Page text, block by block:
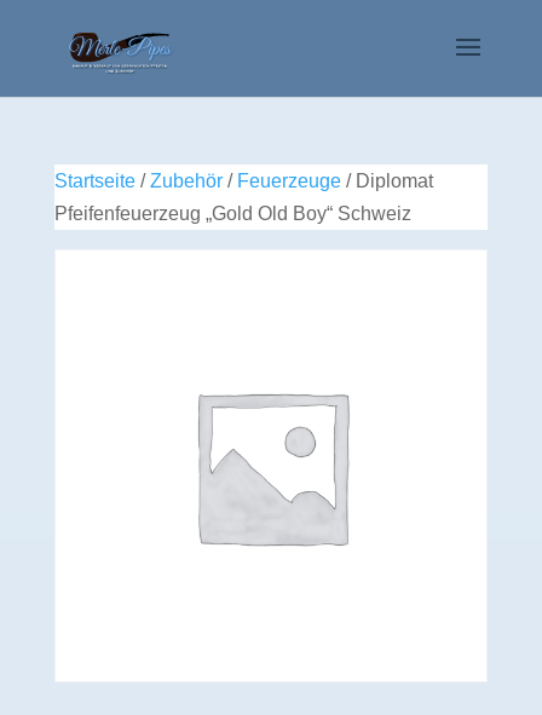
Startseite/Zubehör/ Feuerzeuge/ Diplomat
Pfeifenfeuerzeug „Gold Old Boy“ Schweiz